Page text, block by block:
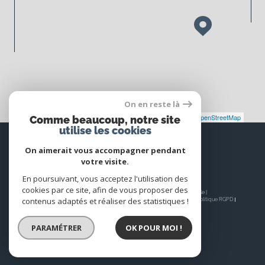
Leaflet|©JawgMaps © OpenStreetMap
Espace
PROPRIÉTAIRE
Se connecter
© 2026 | Tous droits réservés | Traduction powered by Google |
Nos honoraires
Plan du site Mentions légales Admin Nos liens
Politique RGPD
On en reste là
Comme beaucoup, notre site
utilise les cookies
On aimerait vous accompagner pendant
votre visite.
En poursuivant, vous acceptez l'utilisation des
cookies par ce site, afin de vous proposer des
contenus adaptés et réaliser des statistiques !
PARAMÉTRER OK POUR MOI !